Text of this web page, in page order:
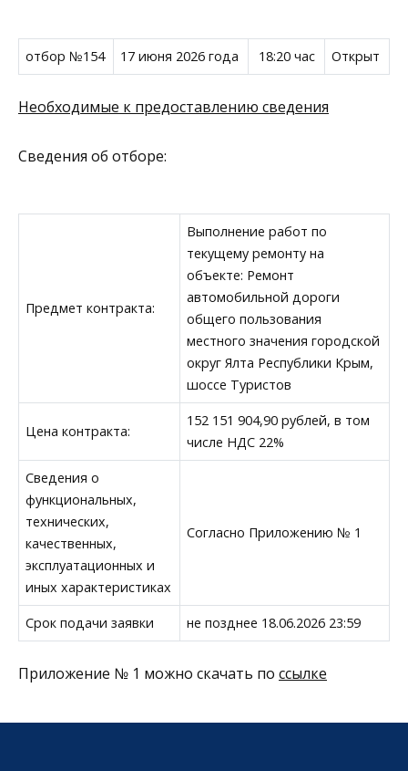
отбор №154 17 июня 2026 года 18:20 час Открыт
Необходимые к предоставлению сведения
Сведения об отборе:
Предмет контракта:
Выполнение работ по
текущему ремонту на
объекте: Ремонт
автомобильной дороги
общего пользования
местного значения городской
округ Ялта Республики Крым,
шоссе Туристов
Цена контракта:
152 151 904,90 рублей, в том
числе НДС 22%
Сведения о
функциональных,
технических,
качественных,
эксплуатационных и
иных характеристиках
Согласно Приложению № 1
Срок подачи заявки не позднее 18.06.2026 23:59
Приложение № 1 можно скачать по ссылке